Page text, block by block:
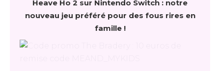
Heave Ho 2 sur Nintendo Switch : notre
nouveau jeu préféré pour des fous rires en
famille !